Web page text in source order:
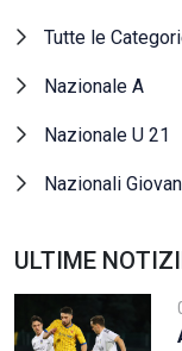
Tutte le
Nazionale A
Nazionale U 21
Nazionali
ULTIME